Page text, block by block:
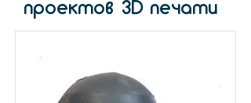
проектов 3D печати